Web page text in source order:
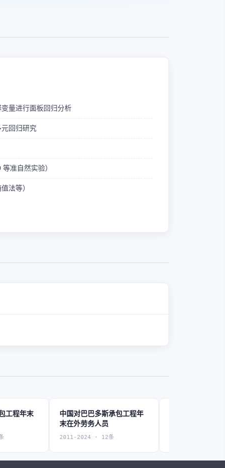
量进行面板回归分析
回归研究
准自然实验）
法等）
工程年末
中国对巴巴多斯承包工程年
末在外劳务人员
2011-2024 · 12条